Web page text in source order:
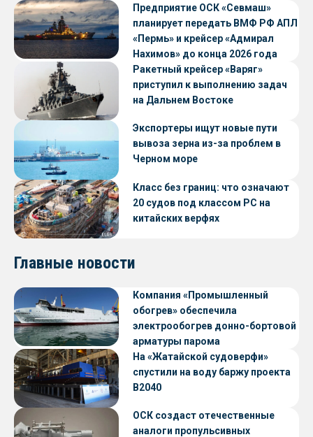
Предприятие ОСК «Севмаш»
планирует передать ВМФ РФ АПЛ
«Пермь» и крейсер «Адмирал
Нахимов» до конца 2026 года
Ракетный крейсер «Варяг»
приступил к выполнению задач
на Дальнем Востоке
Экспортеры ищут новые пути
вывоза зерна из-за проблем в
Черном море
Класс без границ: что означают
20 судов под классом РС на
китайских верфях
Главные новости
Компания «Промышленный
обогрев» обеспечила
электрообогрев донно-бортовой
арматуры парома
«Петропавловск» проекта CNF22
На «Жатайской судоверфи»
спустили на воду баржу проекта
В2040
ОСК создаст отечественные
аналоги пропульсивных